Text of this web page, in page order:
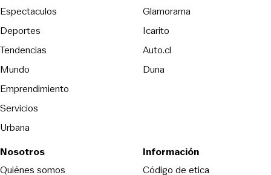
Espectaculos
Deportes
Tendencias
Mundo
Emprendimiento
Servicios
Urbana
Glamorama
Icarito
Auto.cl
DunaOpens in new window
Nosotros
Quiénes somos
Información
Código de eticaOpens in new